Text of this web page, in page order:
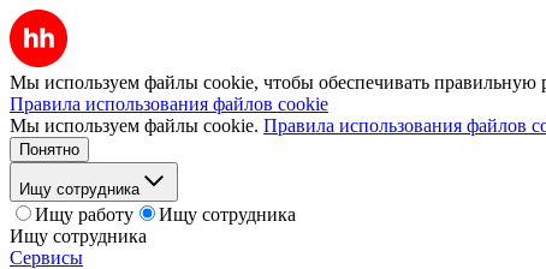
Мы используем файлы cookie, чтобы обеспечивать правильную
Правила использования файлов cookie
Мы используем файлы cookie. Правила использования файлов
Понятно
Ищу сотрудника
Ищу работу
Ищу сотрудника
Ищу сотрудника
Сервисы